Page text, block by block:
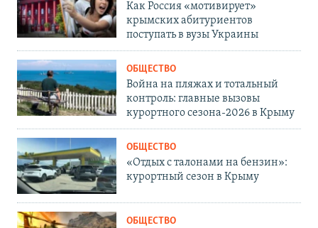
Как Россия «мотивирует»
крымских абитуриентов
поступать в вузы Украины
ОБЩЕСТВО
Война на пляжах и тотальный
контроль: главные вызовы
курортного сезона-2026 в Крыму
ОБЩЕСТВО
«Отдых с талонами на бензин»:
курортный сезон в Крыму
ОБЩЕСТВО